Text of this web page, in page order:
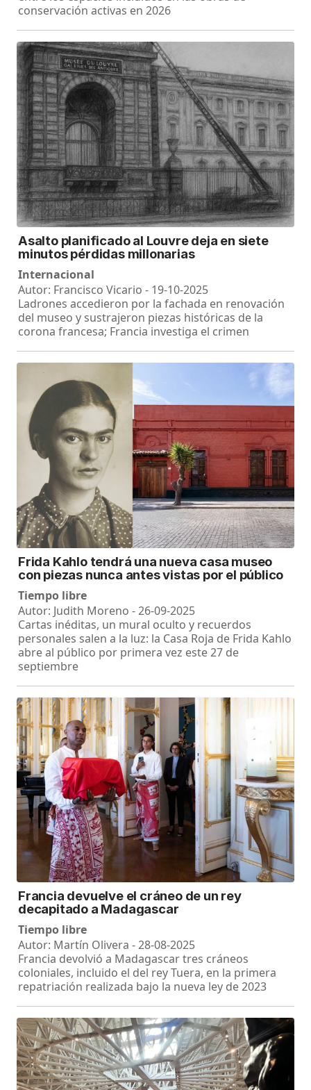
conservación activas en 2026
Asalto planificado al Louvre deja en siete
minutos pérdidas millonarias
Internacional
Autor: Francisco Vicario - 19-10-2025
Ladrones accedieron por la fachada en renovación
del museo y sustrajeron piezas históricas de la
corona francesa; Francia investiga el crimen
Frida Kahlo tendrá una nueva casa museo
con piezas nunca antes vistas por el público
Tiempo libre
Autor: Judith Moreno - 26-09-2025
Cartas inéditas, un mural oculto y recuerdos
personales salen a la luz: la Casa Roja de Frida Kahlo
abre al público por primera vez este 27 de
septiembre
Francia devuelve el cráneo de un rey
decapitado a Madagascar
Tiempo libre
Autor: Martín Olivera - 28-08-2025
Francia devolvió a Madagascar tres cráneos
coloniales, incluido el del rey Tuera, en la primera
repatriación realizada bajo la nueva ley de 2023